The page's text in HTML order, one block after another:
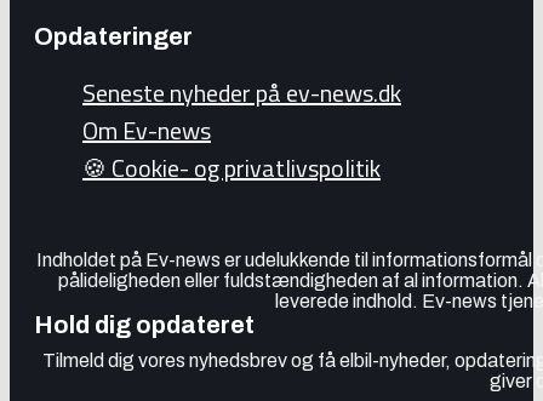
Opdateringer
Seneste nyheder på ev-news.dk
Om Ev-news
🍪 Cookie- og privatlivspolitik
Indholdet på Ev-news er udelukkende til
pålideligheden eller fuldstændigheden af al information.
leverede indhold. Ev-news
Hold dig opdateret
Tilmeld dig vores nyhedsbrev og få elbil-nyheder,
giver